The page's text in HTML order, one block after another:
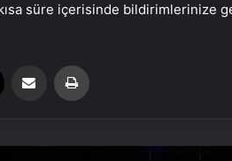
süre içerisinde bildirimlerinize
Email'den paylaş